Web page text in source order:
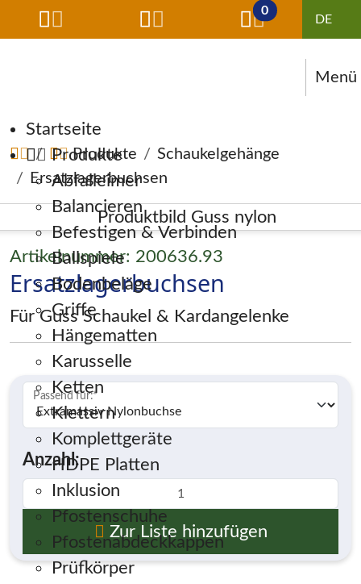
0
Menü
Navigation überspringen
Startseite
Produkte
Abfalleimer
Balancieren
Befestigen & Verbinden
Ballspiele
Bodenbeläge
Griffe
Hängematten
Karusselle
Ketten
Klettern
Komplettgeräte
HDPE Platten
Inklusion
Pfostenschuhe
Pfostenabdeckkappen
Prüfkörper
Produkte
Schaukelgehänge
Ersatzlagerbuchsen
Artikelnummer: 200636.93
Ersatzlagerbuchsen
Für Guss Schaukel & Kardangelenke
Passend für:*
Anzahl:
Zur Liste hinzufügen